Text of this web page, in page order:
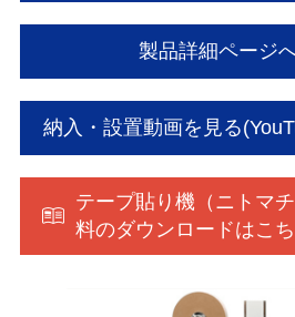
製品詳細ページ
納入・設置動画を見る
テープ貼り機（ニトマ
料のダウンロードはこ